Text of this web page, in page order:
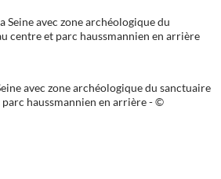
avec zone archéologique du sanctuaire
haussmannien en arrière - ©